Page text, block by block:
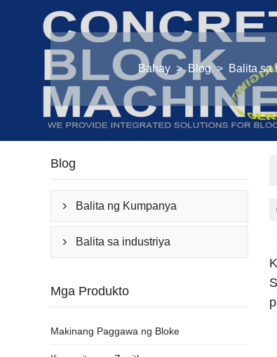
Bahay > Blog > Balita sa
Blog
 Balita ng Kumpanya
 Balita sa industriya
Mga Produkto
Makinang Paggawa ng Bloke